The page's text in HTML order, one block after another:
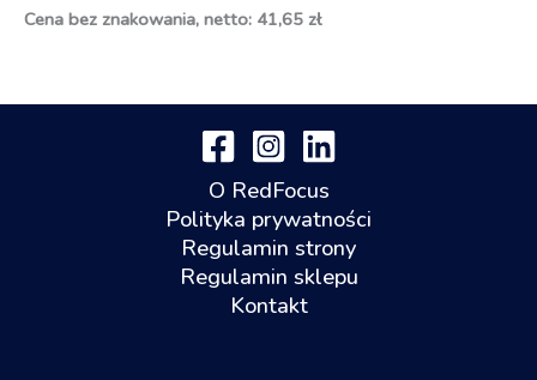
Cena bez znakowania, netto: 41,65 zł
O RedFocus
Polityka prywatności
Regulamin strony
Regulamin sklepu
Kontakt